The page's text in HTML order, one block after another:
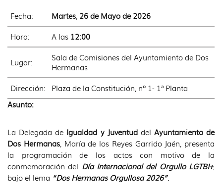
Fecha: Martes, 26 de Mayo de 2026
Hora:
A las 12:00
Lugar:
Sala de Comisiones del Ayuntamiento de Dos
Hermanas
Dirección:
Plaza de la Constitución, nº 1- 1ª Planta
Asunto:
La Delegada de Igualdad y Juventud del Ayuntamiento de
Dos Hermanas, María de los Reyes Garrido Jaén, presenta
la programación de los actos con motivo de la
conmemoración del Día Internacional del Orgullo LGTBI+,
bajo el lema “Dos Hermanas Orgullosa 2026”.